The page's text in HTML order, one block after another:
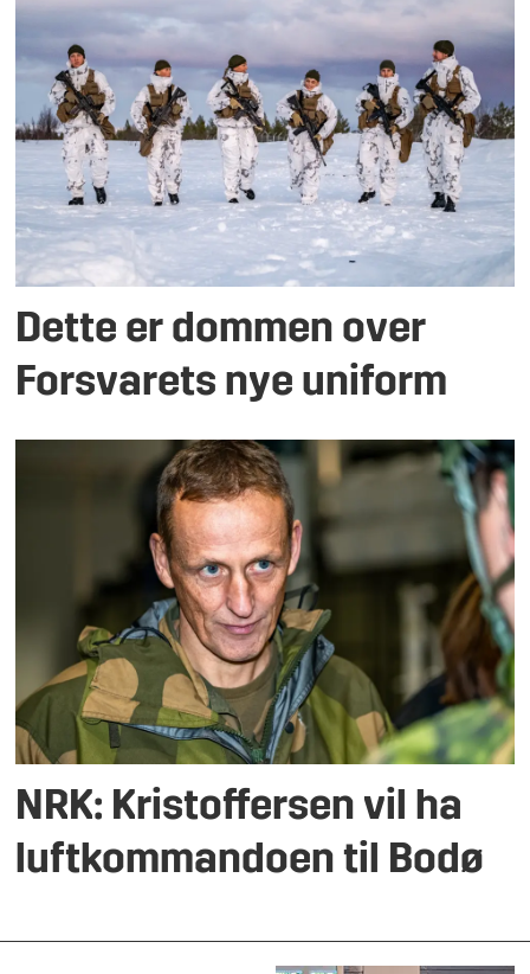
Dette er dommen over
Forsvarets nye uniform
NRK: Kristoffersen vil ha
luftkommandoen til Bodø